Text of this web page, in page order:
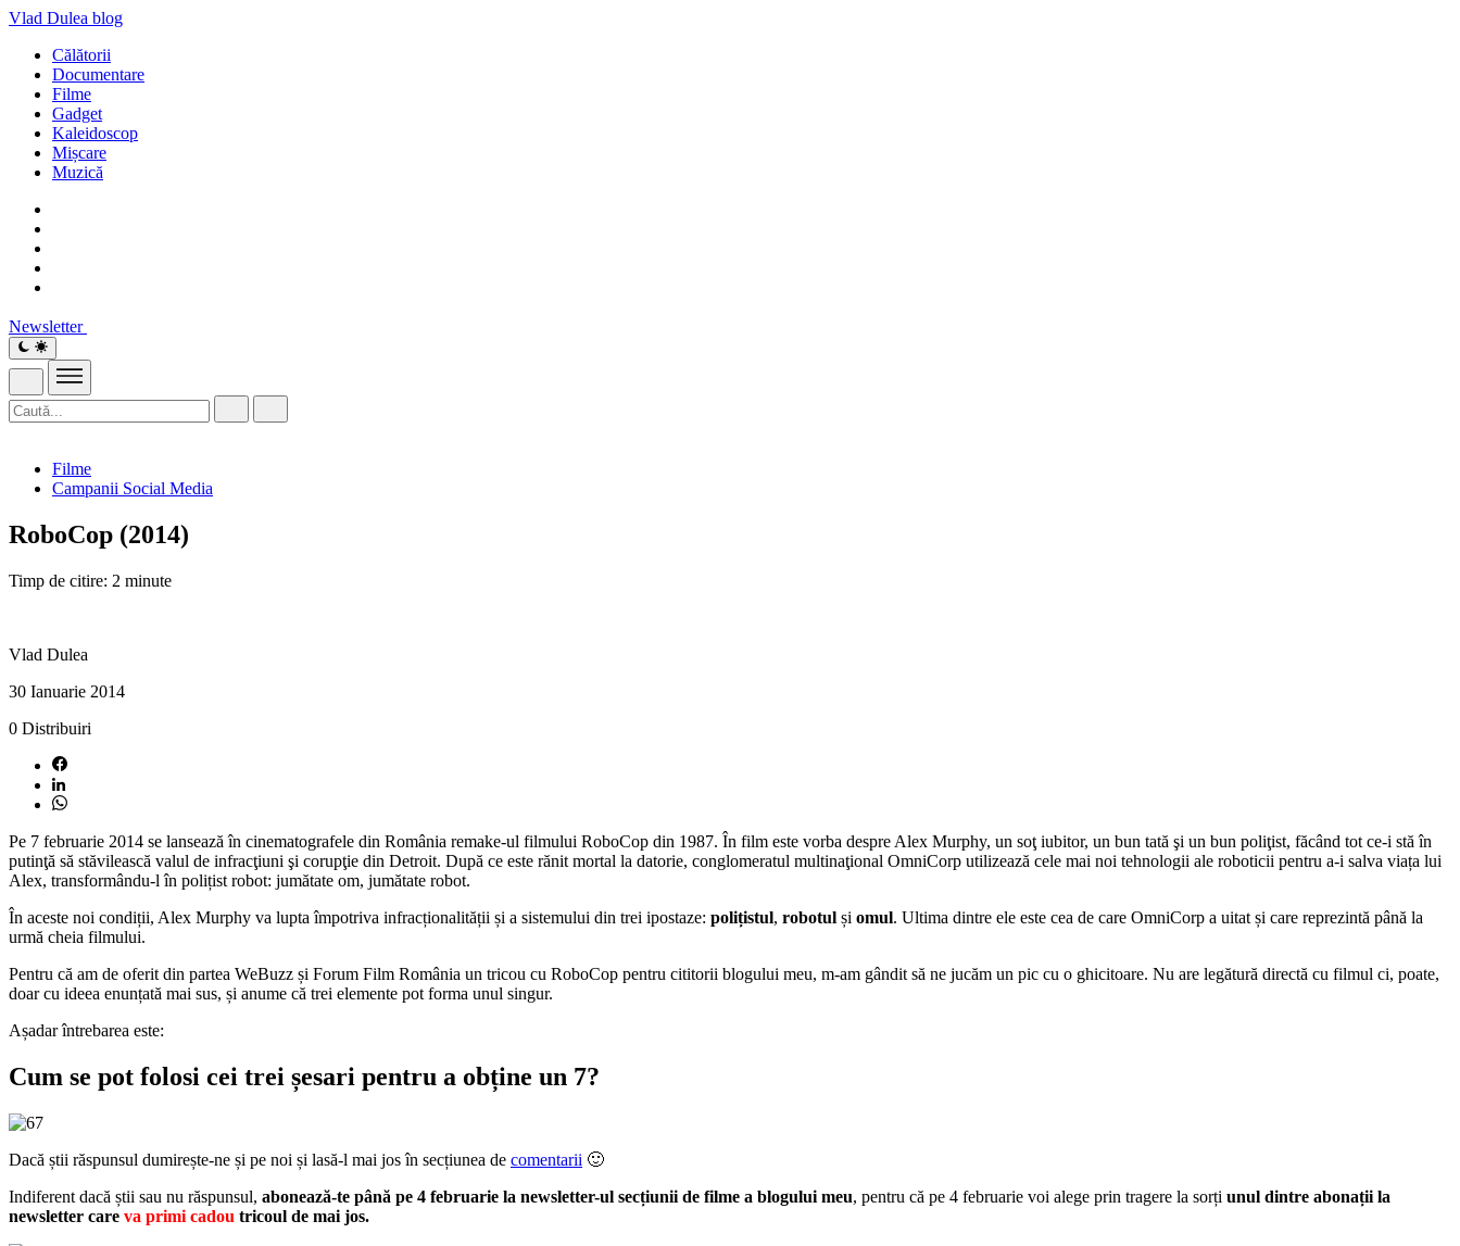
Vlad Dulea blog
Călătorii
Documentare
Filme
Gadget
Kaleidoscop
Mișcare
Muzică
Newsletter
Filme
Campanii Social Media
RoboCop (2014)
Timp de citire: 2 minute
Vlad Dulea
30 Ianuarie 2014
0 Distribuiri
Pe 7 februarie 2014 se lansează în cinematografele din România remake-ul filmului RoboCop din 1987. În film este vorba despre Alex Murphy, un soţ iubitor, un bun tată şi un bun poliţist, făcând tot ce-i stă în
putinţă să stăvilească valul de infracţiuni şi corupţie din Detroit. După ce este rănit mortal la datorie, conglomeratul multinaţional OmniCorp utilizează cele mai noi tehnologii ale roboticii pentru a-i salva viața lui
Alex, transformându-l în polițist robot: jumătate om, jumătate robot.
În aceste noi condiții, Alex Murphy va lupta împotriva infracționalității și a sistemului din trei ipostaze: polițistul, robotul și omul. Ultima dintre ele este cea de care OmniCorp a uitat și care reprezintă până la
urmă cheia filmului.
Pentru că am de oferit din partea WeBuzz și Forum Film România un tricou cu RoboCop pentru cititorii blogului meu, m-am gândit să ne jucăm un pic cu o ghicitoare. Nu are legătură directă cu filmul ci, poate,
doar cu ideea enunțată mai sus, și anume că trei elemente pot forma unul singur.
Așadar întrebarea este:
Cum se pot folosi cei trei șesari pentru a obține un 7?
Dacă știi răspunsul dumirește-ne și pe noi și lasă-l mai jos în secțiunea de comentarii 🙂
Indiferent dacă știi sau nu răspunsul, abonează-te până pe 4 februarie la newsletter-ul secțiunii de filme a blogului meu, pentru că pe 4 februarie voi alege prin tragere la sorți unul dintre abonații la
newsletter care va primi cadou tricoul de mai jos.